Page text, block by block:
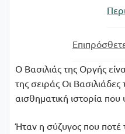
Ο Βασιλιάς της Οργής
της σειράς Οι
αισθηματική ιστορία
Ήταν η σύζυγος που